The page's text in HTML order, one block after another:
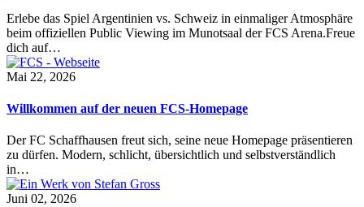
Erlebe das Spiel Argentinien vs. Schweiz in einmaliger Atmosphäre
beim offiziellen Public Viewing im Munotsaal der FCS Arena.Freue
dich auf…
Mai 22, 2026
Willkommen auf der neuen FCS-Homepage
Der FC Schaffhausen freut sich, seine neue Homepage präsentieren
zu dürfen. Modern, schlicht, übersichtlich und selbstverständlich
in…
Juni 02, 2026